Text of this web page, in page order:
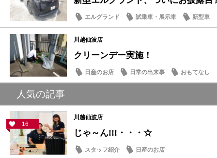
エルグランド 試乗車・展示車 新型車
川越仙波店
クリーンデー実施！
日産のお店 日常の出来事 おもてなし
人気の記事
16
川越仙波店
じゃ～ん!!!・・・☆
スタッフ紹介 日産のお店